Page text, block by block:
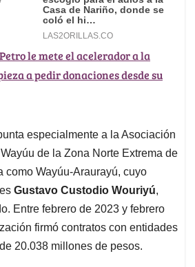
Petro le mete el acelerador a la
a pedir donaciones desde su
especialmente a la Asociación
de la Zona Norte Extrema de
como Wayúu-Araurayú, cuyo
Gustavo Custodio Wouriyú,
Entre febrero de 2023 y febrero
firmó contratos con entidades
20.038 millones de pesos.